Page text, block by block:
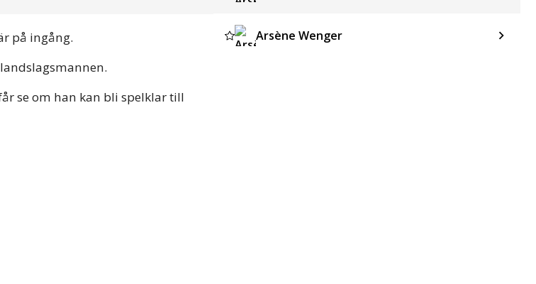
på ingång.
se om han kan bli spelklar till
Arsène Wenger